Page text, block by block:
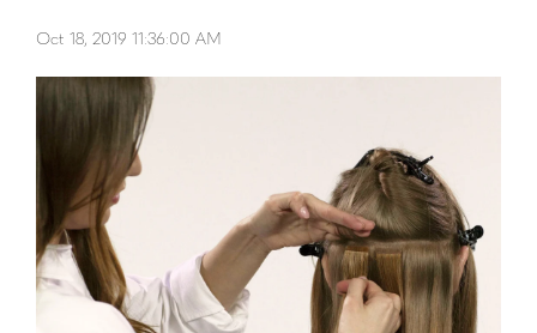
Oct 18, 2019 11:36:00 AM